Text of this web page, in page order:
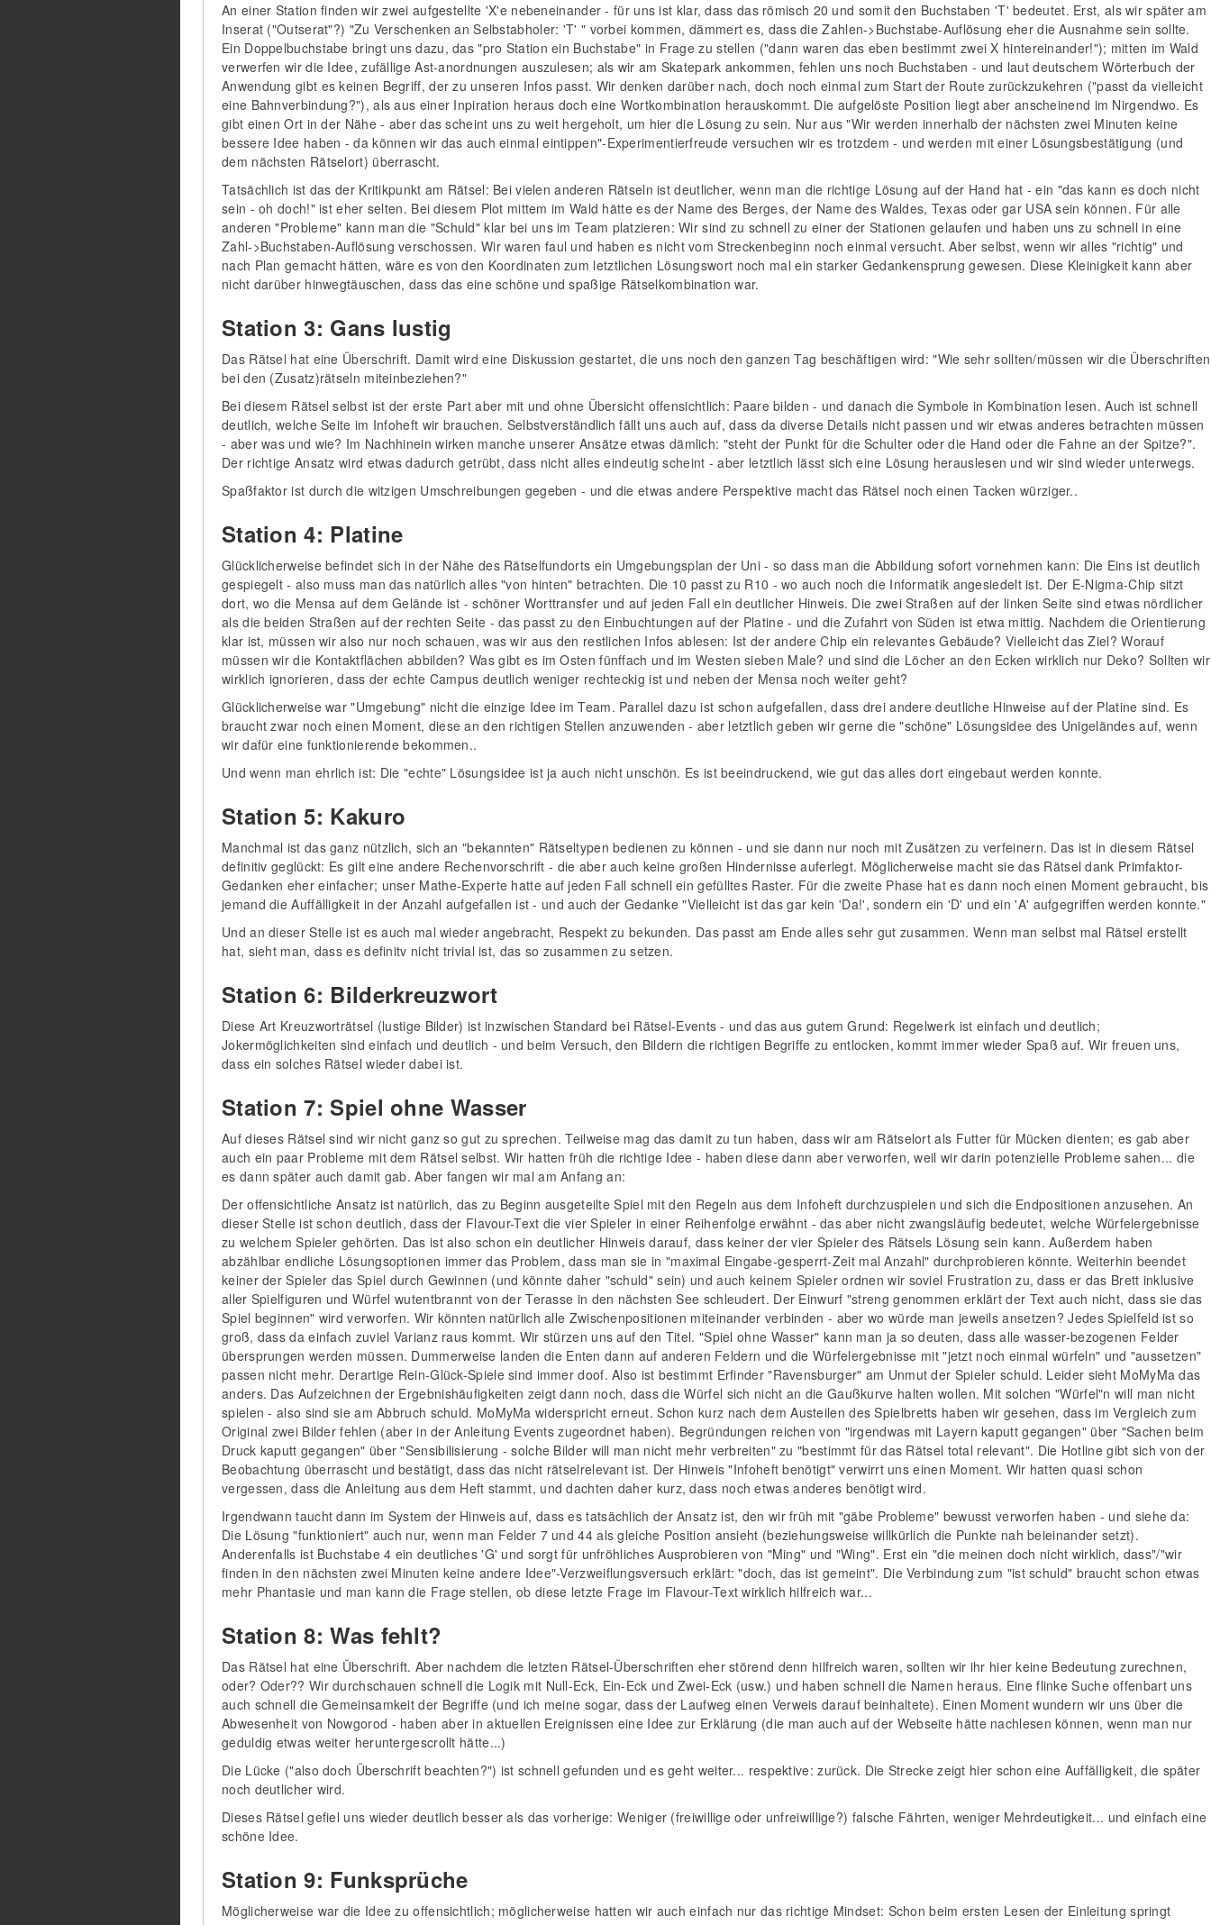
An einer Station finden wir zwei aufgestellte 'X'e nebeneinander - für uns ist klar, dass das römisch 20 und somit den Buchstaben 'T' bedeutet. Erst, als wir später am
Inserat ("Outserat"?) "Zu Verschenken an Selbstabholer: 'T' " vorbei kommen, dämmert es, dass die Zahlen->Buchstabe-Auflösung eher die Ausnahme sein sollte.
Ein Doppelbuchstabe bringt uns dazu, das "pro Station ein Buchstabe" in Frage zu stellen ("dann waren das eben bestimmt zwei X hintereinander!"); mitten im Wald
verwerfen wir die Idee, zufällige Ast-anordnungen auszulesen; als wir am Skatepark ankommen, fehlen uns noch Buchstaben - und laut deutschem Wörterbuch der
Anwendung gibt es keinen Begriff, der zu unseren Infos passt. Wir denken darüber nach, doch noch einmal zum Start der Route zurückzukehren ("passt da vielleicht
eine Bahnverbindung?"), als aus einer Inpiration heraus doch eine Wortkombination herauskommt. Die aufgelöste Position liegt aber anscheinend im Nirgendwo. Es
gibt einen Ort in der Nähe - aber das scheint uns zu weit hergeholt, um hier die Lösung zu sein. Nur aus "Wir werden innerhalb der nächsten zwei Minuten keine
bessere Idee haben - da können wir das auch einmal eintippen"-Experimentierfreude versuchen wir es trotzdem - und werden mit einer Lösungsbestätigung (und
dem nächsten Rätselort) überrascht.
Tatsächlich ist das der Kritikpunkt am Rätsel: Bei vielen anderen Rätseln ist deutlicher, wenn man die richtige Lösung auf der Hand hat - ein "das kann es doch nicht
sein - oh doch!" ist eher selten. Bei diesem Plot mittem im Wald hätte es der Name des Berges, der Name des Waldes, Texas oder gar USA sein können. Für alle
anderen "Probleme" kann man die "Schuld" klar bei uns im Team platzieren: Wir sind zu schnell zu einer der Stationen gelaufen und haben uns zu schnell in eine
Zahl->Buchstaben-Auflösung verschossen. Wir waren faul und haben es nicht vom Streckenbeginn noch einmal versucht. Aber selbst, wenn wir alles "richtig" und
nach Plan gemacht hätten, wäre es von den Koordinaten zum letztlichen Lösungswort noch mal ein starker Gedankensprung gewesen. Diese Kleinigkeit kann aber
nicht darüber hinwegtäuschen, dass das eine schöne und spaßige Rätselkombination war.
Station 3: Gans lustig
Das Rätsel hat eine Überschrift. Damit wird eine Diskussion gestartet, die uns noch den ganzen Tag beschäftigen wird: "Wie sehr sollten/müssen wir die Überschriften
bei den (Zusatz)rätseln miteinbeziehen?"
Bei diesem Rätsel selbst ist der erste Part aber mit und ohne Übersicht offensichtlich: Paare bilden - und danach die Symbole in Kombination lesen. Auch ist schnell
deutlich, welche Seite im Infoheft wir brauchen. Selbstverständlich fällt uns auch auf, dass da diverse Details nicht passen und wir etwas anderes betrachten müssen
- aber was und wie? Im Nachhinein wirken manche unserer Ansätze etwas dämlich: "steht der Punkt für die Schulter oder die Hand oder die Fahne an der Spitze?".
Der richtige Ansatz wird etwas dadurch getrübt, dass nicht alles eindeutig scheint - aber letztlich lässt sich eine Lösung herauslesen und wir sind wieder unterwegs.
Spaßfaktor ist durch die witzigen Umschreibungen gegeben - und die etwas andere Perspektive macht das Rätsel noch einen Tacken würziger..
Station 4: Platine
Glücklicherweise befindet sich in der Nähe des Rätselfundorts ein Umgebungsplan der Uni - so dass man die Abbildung sofort vornehmen kann: Die Eins ist deutlich
gespiegelt - also muss man das natürlich alles "von hinten" betrachten. Die 10 passt zu R10 - wo auch noch die Informatik angesiedelt ist. Der E-Nigma-Chip sitzt
dort, wo die Mensa auf dem Gelände ist - schöner Worttransfer und auf jeden Fall ein deutlicher Hinweis. Die zwei Straßen auf der linken Seite sind etwas nördlicher
als die beiden Straßen auf der rechten Seite - das passt zu den Einbuchtungen auf der Platine - und die Zufahrt von Süden ist etwa mittig. Nachdem die Orientierung
klar ist, müssen wir also nur noch schauen, was wir aus den restlichen Infos ablesen: Ist der andere Chip ein relevantes Gebäude? Vielleicht das Ziel? Worauf
müssen wir die Kontaktflächen abbilden? Was gibt es im Osten fünffach und im Westen sieben Male? und sind die Löcher an den Ecken wirklich nur Deko? Sollten wir
wirklich ignorieren, dass der echte Campus deutlich weniger rechteckig ist und neben der Mensa noch weiter geht?
Glücklicherweise war "Umgebung" nicht die einzige Idee im Team. Parallel dazu ist schon aufgefallen, dass drei andere deutliche Hinweise auf der Platine sind. Es
braucht zwar noch einen Moment, diese an den richtigen Stellen anzuwenden - aber letztlich geben wir gerne die "schöne" Lösungsidee des Unigeländes auf, wenn
wir dafür eine funktionierende bekommen..
Und wenn man ehrlich ist: Die "echte" Lösungsidee ist ja auch nicht unschön. Es ist beeindruckend, wie gut das alles dort eingebaut werden konnte.
Station 5: Kakuro
Manchmal ist das ganz nützlich, sich an "bekannten" Rätseltypen bedienen zu können - und sie dann nur noch mit Zusätzen zu verfeinern. Das ist in diesem Rätsel
definitiv geglückt: Es gilt eine andere Rechenvorschrift - die aber auch keine großen Hindernisse auferlegt. Möglicherweise macht sie das Rätsel dank Primfaktor-
Gedanken eher einfacher; unser Mathe-Experte hatte auf jeden Fall schnell ein gefülltes Raster. Für die zweite Phase hat es dann noch einen Moment gebraucht, bis
jemand die Auffälligkeit in der Anzahl aufgefallen ist - und auch der Gedanke "Vielleicht ist das gar kein 'Da!', sondern ein 'D' und ein 'A' aufgegriffen werden konnte."
Und an dieser Stelle ist es auch mal wieder angebracht, Respekt zu bekunden. Das passt am Ende alles sehr gut zusammen. Wenn man selbst mal Rätsel erstellt
hat, sieht man, dass es definitv nicht trivial ist, das so zusammen zu setzen.
Station 6: Bilderkreuzwort
Diese Art Kreuzworträtsel (lustige Bilder) ist inzwischen Standard bei Rätsel-Events - und das aus gutem Grund: Regelwerk ist einfach und deutlich;
Jokermöglichkeiten sind einfach und deutlich - und beim Versuch, den Bildern die richtigen Begriffe zu entlocken, kommt immer wieder Spaß auf. Wir freuen uns,
dass ein solches Rätsel wieder dabei ist.
Station 7: Spiel ohne Wasser
Auf dieses Rätsel sind wir nicht ganz so gut zu sprechen. Teilweise mag das damit zu tun haben, dass wir am Rätselort als Futter für Mücken dienten; es gab aber
auch ein paar Probleme mit dem Rätsel selbst. Wir hatten früh die richtige Idee - haben diese dann aber verworfen, weil wir darin potenzielle Probleme sahen... die
es dann später auch damit gab. Aber fangen wir mal am Anfang an:
Der offensichtliche Ansatz ist natürlich, das zu Beginn ausgeteilte Spiel mit den Regeln aus dem Infoheft durchzuspielen und sich die Endpositionen anzusehen. An
dieser Stelle ist schon deutlich, dass der Flavour-Text die vier Spieler in einer Reihenfolge erwähnt - das aber nicht zwangsläufig bedeutet, welche Würfelergebnisse
zu welchem Spieler gehörten. Das ist also schon ein deutlicher Hinweis darauf, dass keiner der vier Spieler des Rätsels Lösung sein kann. Außerdem haben
abzählbar endliche Lösungsoptionen immer das Problem, dass man sie in "maximal Eingabe-gesperrt-Zeit mal Anzahl" durchprobieren könnte. Weiterhin beendet
keiner der Spieler das Spiel durch Gewinnen (und könnte daher "schuld" sein) und auch keinem Spieler ordnen wir soviel Frustration zu, dass er das Brett inklusive
aller Spielfiguren und Würfel wutentbrannt von der Terasse in den nächsten See schleudert. Der Einwurf "streng genommen erklärt der Text auch nicht, dass sie das
Spiel beginnen" wird verworfen. Wir könnten natürlich alle Zwischenpositionen miteinander verbinden - aber wo würde man jeweils ansetzen? Jedes Spielfeld ist so
groß, dass da einfach zuviel Varianz raus kommt. Wir stürzen uns auf den Titel. "Spiel ohne Wasser" kann man ja so deuten, dass alle wasser-bezogenen Felder
übersprungen werden müssen. Dummerweise landen die Enten dann auf anderen Feldern und die Würfelergebnisse mit "jetzt noch einmal würfeln" und "aussetzen"
passen nicht mehr. Derartige Rein-Glück-Spiele sind immer doof. Also ist bestimmt Erfinder "Ravensburger" am Unmut der Spieler schuld. Leider sieht MoMyMa das
anders. Das Aufzeichnen der Ergebnishäufigkeiten zeigt dann noch, dass die Würfel sich nicht an die Gaußkurve halten wollen. Mit solchen "Würfel"n will man nicht
spielen - also sind sie am Abbruch schuld. MoMyMa widerspricht erneut. Schon kurz nach dem Austeilen des Spielbretts haben wir gesehen, dass im Vergleich zum
Original zwei Bilder fehlen (aber in der Anleitung Events zugeordnet haben). Begründungen reichen von "irgendwas mit Layern kaputt gegangen" über "Sachen beim
Druck kaputt gegangen" über "Sensibilisierung - solche Bilder will man nicht mehr verbreiten" zu "bestimmt für das Rätsel total relevant". Die Hotline gibt sich von der
Beobachtung überrascht und bestätigt, dass das nicht rätselrelevant ist. Der Hinweis "Infoheft benötigt" verwirrt uns einen Moment. Wir hatten quasi schon
vergessen, dass die Anleitung aus dem Heft stammt, und dachten daher kurz, dass noch etwas anderes benötigt wird.
Irgendwann taucht dann im System der Hinweis auf, dass es tatsächlich der Ansatz ist, den wir früh mit "gäbe Probleme" bewusst verworfen haben - und siehe da:
Die Lösung "funktioniert" auch nur, wenn man Felder 7 und 44 als gleiche Position ansieht (beziehungsweise willkürlich die Punkte nah beieinander setzt).
Anderenfalls ist Buchstabe 4 ein deutliches 'G' und sorgt für unfröhliches Ausprobieren von "Ming" und "Wing". Erst ein "die meinen doch nicht wirklich, dass"/"wir
finden in den nächsten zwei Minuten keine andere Idee"-Verzweiflungsversuch erklärt: "doch, das ist gemeint". Die Verbindung zum "ist schuld" braucht schon etwas
mehr Phantasie und man kann die Frage stellen, ob diese letzte Frage im Flavour-Text wirklich hilfreich war...
Station 8: Was fehlt?
Das Rätsel hat eine Überschrift. Aber nachdem die letzten Rätsel-Überschriften eher störend denn hilfreich waren, sollten wir ihr hier keine Bedeutung zurechnen,
oder? Oder?? Wir durchschauen schnell die Logik mit Null-Eck, Ein-Eck und Zwei-Eck (usw.) und haben schnell die Namen heraus. Eine flinke Suche offenbart uns
auch schnell die Gemeinsamkeit der Begriffe (und ich meine sogar, dass der Laufweg einen Verweis darauf beinhaltete). Einen Moment wundern wir uns über die
Abwesenheit von Nowgorod - haben aber in aktuellen Ereignissen eine Idee zur Erklärung (die man auch auf der Webseite hätte nachlesen können, wenn man nur
geduldig etwas weiter heruntergescrollt hätte...)
Die Lücke ("also doch Überschrift beachten?") ist schnell gefunden und es geht weiter... respektive: zurück. Die Strecke zeigt hier schon eine Auffälligkeit, die später
noch deutlicher wird.
Dieses Rätsel gefiel uns wieder deutlich besser als das vorherige: Weniger (freiwillige oder unfreiwillige?) falsche Fährten, weniger Mehrdeutigkeit... und einfach eine
schöne Idee.
Station 9: Funksprüche
Möglicherweise war die Idee zu offensichtlich; möglicherweise hatten wir auch einfach nur das richtige Mindset: Schon beim ersten Lesen der Einleitung springt